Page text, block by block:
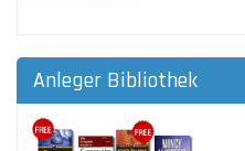
Anleger Bibliothek